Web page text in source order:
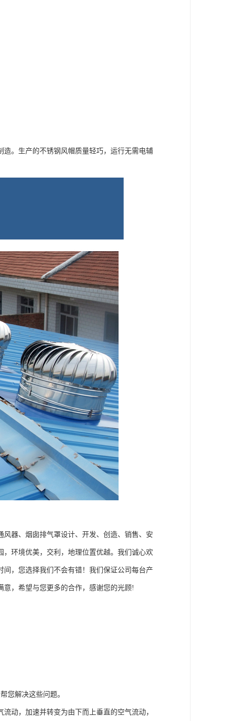
。生产的不锈钢风帽质量轻巧，运行无需电辅
器、烟囱排气罩设计、开发、创造、销售、安
环境优美，交利，地理位置优越。我们诚心欢
，您选择我们不会有错！我们保证公司每台产
，希望与您更多的合作，感谢您的光顾!
您解决这些问题。
动，加速并转变为由下而上垂直的空气流动，